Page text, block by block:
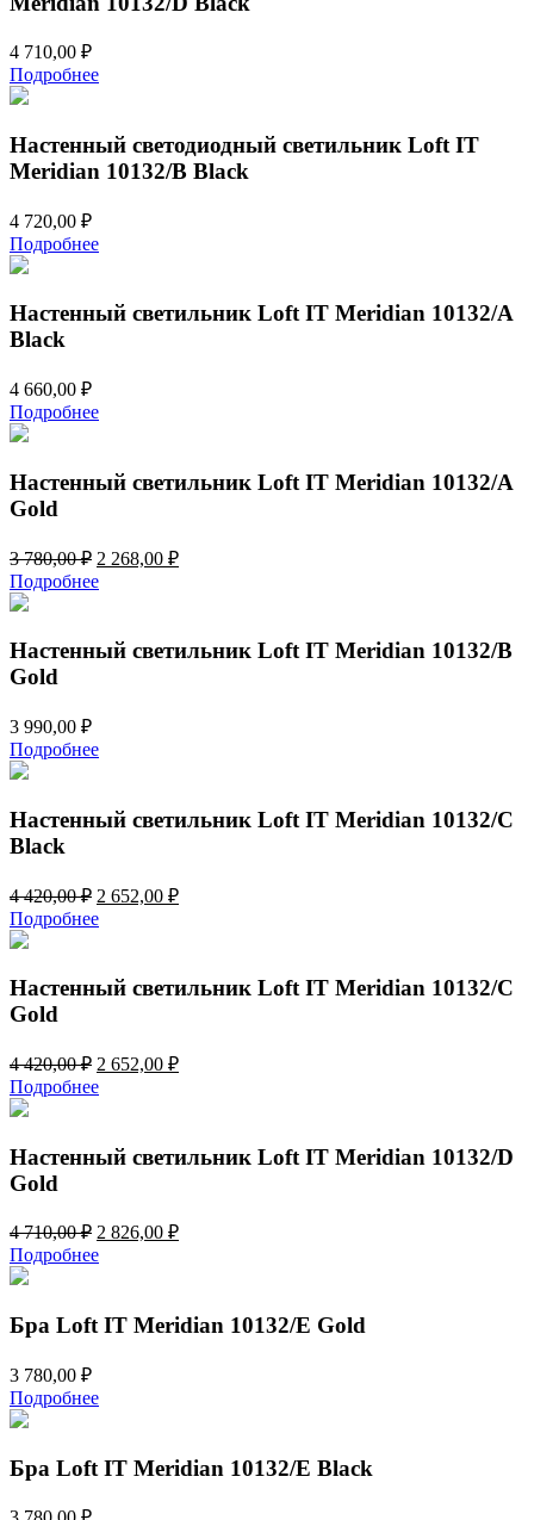
4 710,00 ₽
Подробнее
Настенный светодиодный светильник Loft IT
Meridian 10132/B Black
4 720,00 ₽
Подробнее
Настенный светильник Loft IT Meridian 10132/A
Black
4 660,00 ₽
Подробнее
Настенный светильник Loft IT Meridian 10132/A
Gold
3 780,00₽ Первоначальная
цена
составляла
780,00 ₽.
2 268,00 ₽Текущая
Подробнее
Настенный светильник Loft IT Meridian 10132/B
Gold
3 990,00 ₽
Подробнее
Настенный светильник Loft IT Meridian 10132/C
Black
4 420,00₽ Первоначальная
цена
составляла
420,00 ₽.
2 652,00 ₽Текущая
Подробнее
Настенный светильник Loft IT Meridian 10132/C
Gold
4 420,00₽ Первоначальная
цена
составляла
420,00 ₽.
2 652,00 ₽Текущая
Подробнее
Настенный светильник Loft IT Meridian 10132/D
Gold
4 710,00₽ Первоначальная
цена
составляла
710,00 ₽.
2 826,00 ₽Текущая
Подробнее
Бра Loft IT Meridian 10132/E Gold
3 780,00 ₽
Подробнее
Бра Loft IT Meridian 10132/E Black